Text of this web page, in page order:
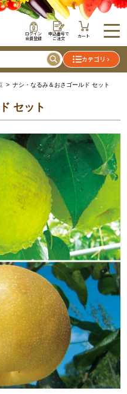
ログイン
会員登録
申込番号で
ご注文 カート
カテゴリ
> ナシ・なるみ＆おさゴールド セット
セット